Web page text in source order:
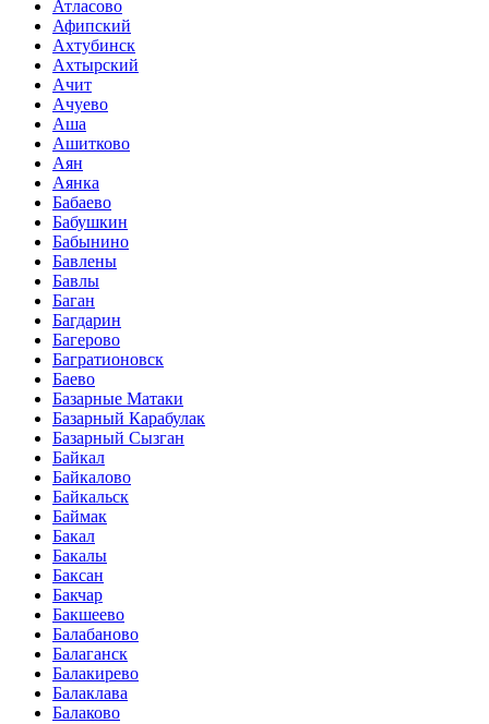
Атласово
Афипский
Ахтубинск
Ахтырский
Ачит
Ачуево
Аша
Ашитково
Аян
Аянка
Бабаево
Бабушкин
Бабынино
Бавлены
Бавлы
Баган
Багдарин
Багерово
Багратионовск
Баево
Базарные Матаки
Базарный Карабулак
Базарный Сызган
Байкал
Байкалово
Байкальск
Баймак
Бакал
Бакалы
Баксан
Бакчар
Бакшеево
Балабаново
Балаганск
Балакирево
Балаклава
Балаково